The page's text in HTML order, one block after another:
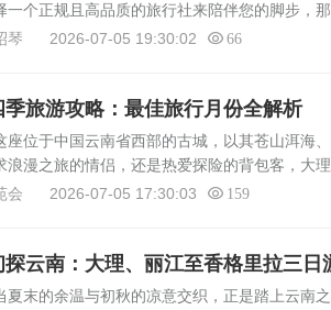
一个正规且高品质的旅行社来陪伴您的脚步，
佳的选择。它们各自拥有独特的自然风光、丰
琴 2026-07-05 19:30:02 66
季旅游攻略：最佳旅行月份全解析
座位于中国云南省西部的古城，以其苍山洱海
浪漫之旅的情侣，还是热爱探险的背包客，大
四季皆有景，但不同时间前往，其体验与景色
会 2026-07-05 17:30:03 159
探云南：大理、丽江至香格里拉三日
夏末的余温与初秋的凉意交织，正是踏上云南